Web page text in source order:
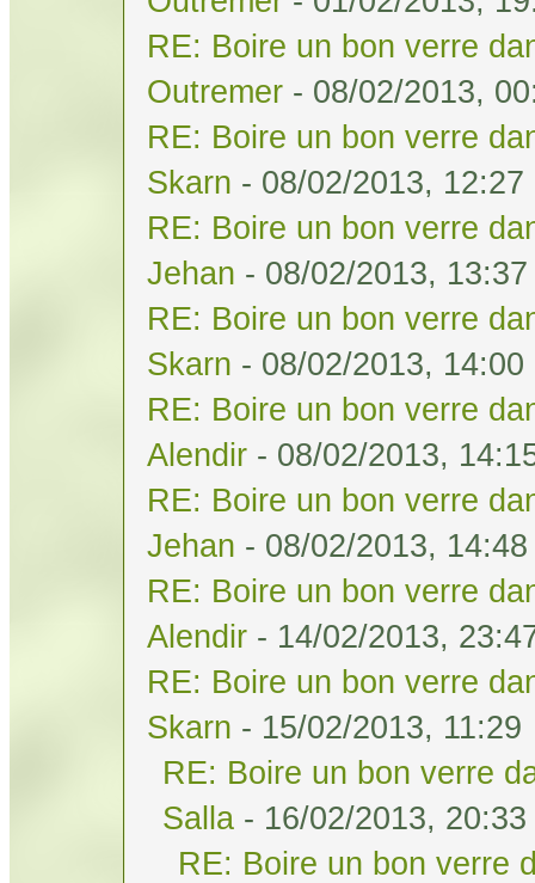
RE: Boire un bon verre
Outremer - 08/02/2013,
RE: Boire un bon verre
Skarn - 08/02/2013, 12:27
RE: Boire un bon verre
Jehan - 08/02/2013, 13:37
RE: Boire un bon verre
Skarn - 08/02/2013, 14:00
RE: Boire un bon verre
Alendir - 08/02/2013,
RE: Boire un bon verre
Jehan - 08/02/2013, 14:48
RE: Boire un bon verre
Alendir - 14/02/2013,
RE: Boire un bon verre
Skarn - 15/02/2013, 11:29
RE: Boire un bon verre
Salla - 16/02/2013, 20:33
RE: Boire un bon verre